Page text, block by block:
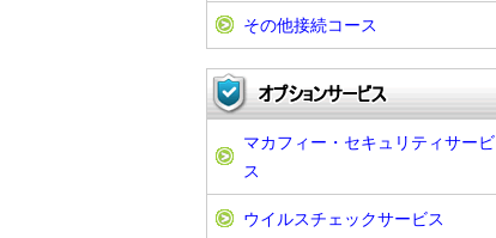
その他接続コース
マカフィー・セキュリティサービ
ス
ウイルスチェックサービス